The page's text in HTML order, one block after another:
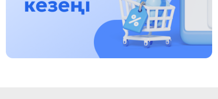
Абзал Достияр: Думан Мұхаметкәрімді
Алматы түрмесіне ауыстыруы мүмкін
16:15, 27 Шілде 2026